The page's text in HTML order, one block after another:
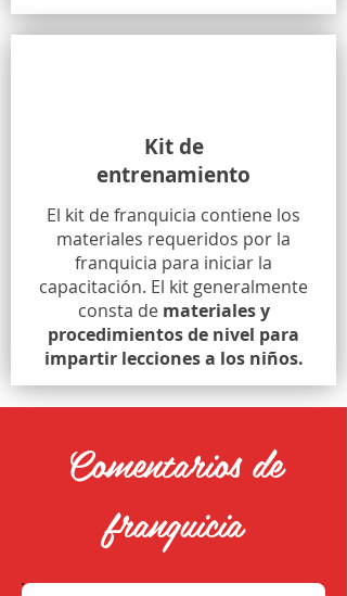
Kit de
entrenamiento
El kit de franquicia contiene los
materiales requeridos por la
franquicia para iniciar la
capacitación. El kit generalmente
consta de materiales y
procedimientos de nivel para
impartir lecciones a los niños.
Comentarios de
franquicia